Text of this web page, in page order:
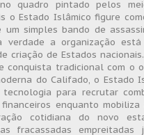
quadro pintado pelos
o Estado Islâmico figure
um simples bando de
verdade a organização
criação de Estados
conquista tradicional com o
do Califado, o Estado
tecnologia para recrutar
financeiros enquanto
cotidiana do novo
fracassadas empreitadas